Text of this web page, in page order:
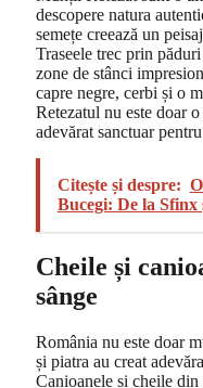
descopere natura
semețe creează un
Traseele trec prin
zone de stânci
capre negre, cerbi și o
Retezatul nu este doar
adevărat sanctuar
Citește și despre:
Bucegi: De la Sfinx
Cheile și
sânge
România nu este doar
și piatra au creat
Canioanele și cheile